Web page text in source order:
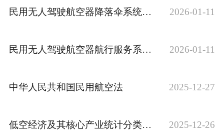
民用无人驾驶航空器降落伞系统规范 2026-01-11
民用无人驾驶航空器航行服务系统数据安全技术要求 2026-01-11
中华人民共和国民用航空法 2025-12-27
低空经济及其核心产业统计分类（试行） 2025-12-26